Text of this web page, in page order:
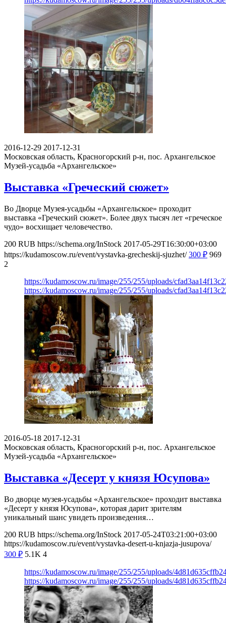
2016-12-29 2017-12-31
Московская область, Красногорский р-н, пос. Архангельское
Музей-усадьба «Архангельское»
Выставка «Греческий сюжет»
Во Дворце Музея-усадьбы «Архангельское» проходит
выставка «Греческий сюжет». Более двух тысяч лет «греческое
чудо» восхищает человечество.
200 RUB https://schema.org/InStock 2017-05-29T16:30:00+03:00
https://kudamoscow.ru/event/vystavka-grecheskij-sjuzhet/ 300 ₽ 969
2
https://kudamoscow.ru/image/255/255/uploads/
https://kudamoscow.ru/image/255/255/uploads/
2016-05-18 2017-12-31
Московская область, Красногорский р-н, пос. Архангельское
Музей-усадьба «Архангельское»
Выставка «Десерт у князя Юсупова»
Во дворце музея-усадьбы «Архангельское» проходит выставка
«Десерт у князя Юсупова», которая дарит зрителям
уникальный шанс увидеть произведения…
200 RUB https://schema.org/InStock 2017-05-24T03:21:00+03:00
https://kudamoscow.ru/event/vystavka-desert-u-knjazja-jusupova/
300 ₽ 5.1K 4
https://kudamoscow.ru/image/255/255/uploads/
https://kudamoscow.ru/image/255/255/uploads/